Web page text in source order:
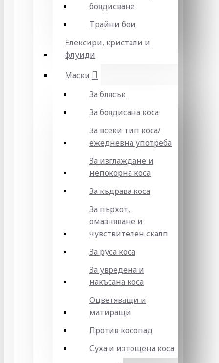
боядисване
Трайни бои
Елексири, кристали и
флуиди
Маски
За блясък
За боядисана коса
За всеки тип коса/
ежедневна употреба
За изглаждане и
непокорна коса
За къдрава коса
За пърхот,
омазняване и
чувствителен скалп
За руса коса
За увредена и
накъсана коса
Оцветяващи и
матиращи
Против косопад
Суха и изтощена коса